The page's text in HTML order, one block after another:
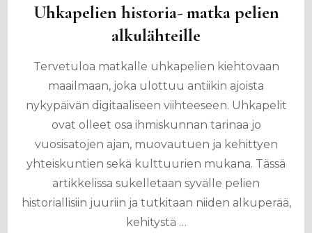
Uhkapelien historia- matka pelien
alkulähteille
Tervetuloa matkalle uhkapelien kiehtovaan
maailmaan, joka ulottuu antiikin ajoista
nykypäivän digitaaliseen viihteeseen. Uhkapelit
ovat olleet osa ihmiskunnan tarinaa jo
vuosisatojen ajan, muovautuen ja kehittyen
yhteiskuntien sekä kulttuurien mukana. Tässä
artikkelissa sukelletaan syvälle pelien
historiallisiin juuriin ja tutkitaan niiden alkuperää,
kehitystä …